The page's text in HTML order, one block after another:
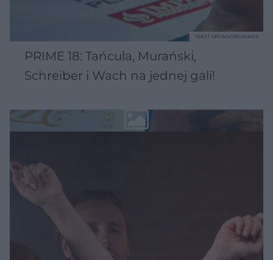
PRIME 18: Tańcula, Murański,
Schreiber i Wach na jednej gali!
TEKST SPONSOROWANY